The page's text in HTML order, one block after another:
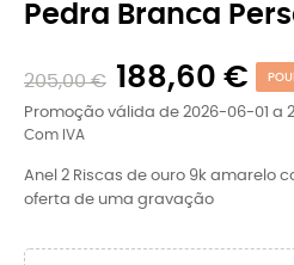
Pedra Branca
205,00 € 188,60 €
Promoção válida de 2026-06-01 a
Com IVA
Anel 2 Riscas de ouro 9k amarelo
oferta de uma gravação